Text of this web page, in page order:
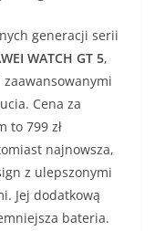
generacji serii
WATCH GT 5,
Cena za
to 799 zł
najnowsza,
z ulepszonymi
Jej dodatkową
bateria.